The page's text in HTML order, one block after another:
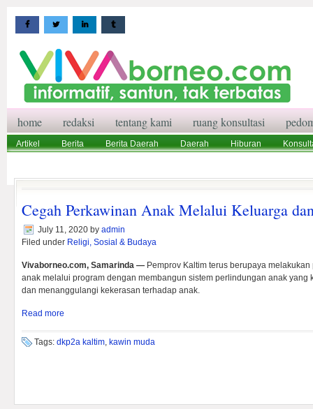
home redaksi tentang kami ruang konsultasi
Artikel Berita Berita Daerah Daerah Hiburan
Cegah Perkawinan Anak Melalui Keluarga
July 11, 2020 by admin
Filed under Religi, Sosial & Budaya
Vivaborneo.com, Samarinda — Pemprov Kaltim terus berupaya
anak melalui program dengan membangun sistem perlindungan anak yang
dan menanggulangi kekerasan terhadap anak.
Read more
Tags: dkp2a kaltim, kawin muda